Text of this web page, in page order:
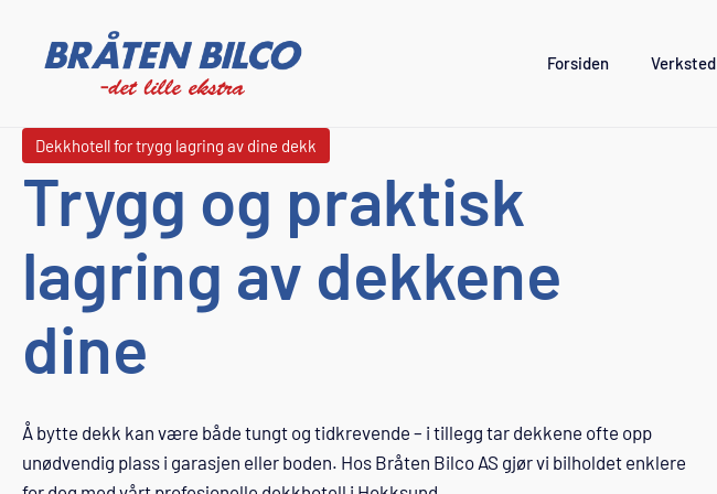
Forsiden Verksted
Dekkhotell for trygg lagring av dine dekk
Trygg og praktisk
lagring av dekkene
dine
Å bytte dekk kan være både tungt og tidkrevende – i tillegg tar dekkene ofte opp
unødvendig plass i garasjen eller boden. Hos Bråten Bilco AS gjør vi bilholdet enklere